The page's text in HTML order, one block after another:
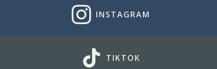
INSTAGRAM
TIKTOK